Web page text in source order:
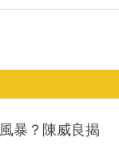
暴？陳威良揭